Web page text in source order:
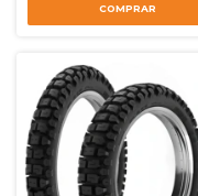
COMPRAR